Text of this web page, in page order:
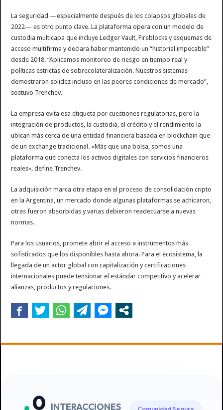
La seguridad —especialmente después de los colapsos globales de
2022— es otro punto clave. La plataforma opera con un modelo de
custodia multicapa que incluye Ledger Vault, Fireblocks y esquemas de
acceso multifirma y declara haber mantenido un “historial impecable”
desde 2018. “Aplicamos monitoreo de riesgo en tiempo real y
políticas estrictas de sobrecolateralización. Nuestros sistemas
demostraron solidez incluso en las peores condiciones de mercado”,
sostuvo Trenchev.
La empresa evita esa etiqueta por cuestiones regulatorias, pero la
integración de productos, la custodia, el crédito y el rendimiento la
ubican más cerca de una entidad financiera basada en blockchain que
de un exchange tradicional. «Más que una bolsa, somos una
plataforma que conecta los activos digitales con servicios financieros
reales», define Trenchev.
La adquisición marca otra etapa en el proceso de consolidación cripto
en la Argentina, un mercado donde algunas plataformas se achicaron,
otras fueron absorbidas y varias debieron readecuarse a nuevas
normas.
Para los usuarios, promete abrir el acceso a instrumentos más
sofisticados que los disponibles hasta ahora. Para el ecosistema, la
llegada de un actor global con capitalización y certificaciones
internacionales puede tensionar el estándar competitivo y acelerar
alianzas, productos y regulaciones.
0 INTERACCIONES Comunidad Segura